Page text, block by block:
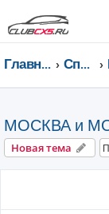
Главная страница Список форумов
МОСКВА и
Новая тема